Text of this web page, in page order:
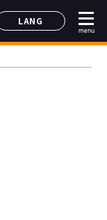
LANG
日本語
menu